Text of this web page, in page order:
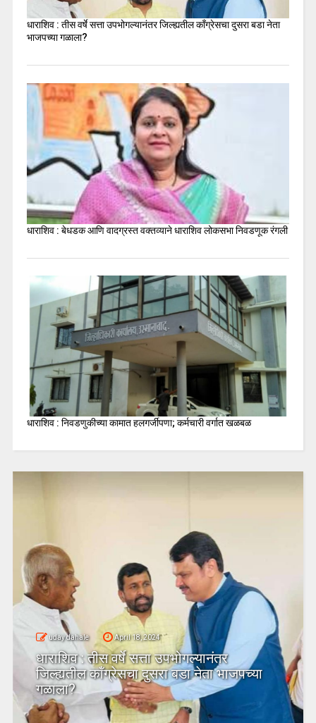
धाराशिव : तीस वर्षे सत्ता उपभोगल्यानंतर जिल्ह्यतील कॉंग्रेसचा दुसरा बडा नेता
भाजपच्या गळाला?
धाराशिव : बेधडक आणि वादग्रस्त वक्तव्याने धाराशिव लोकसभा निवडणूक रंगली
धाराशिव : निवडणुकीच्या कामात हलगर्जीपणा; कर्मचारी वर्गात खळबळ
uday dahale April 18, 2024
धाराशिव : तीस वर्षे सत्ता उपभोगल्यानंतर
जिल्ह्यतील कॉंग्रेसचा दुसरा बडा नेता भाजपच्या
गळाला?